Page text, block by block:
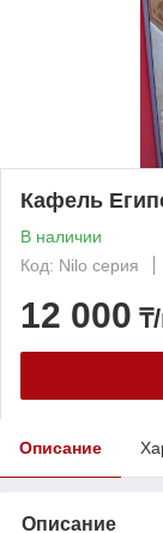
Кафель
В наличии
Код: Nilo серия
12 000
Описание
Описание